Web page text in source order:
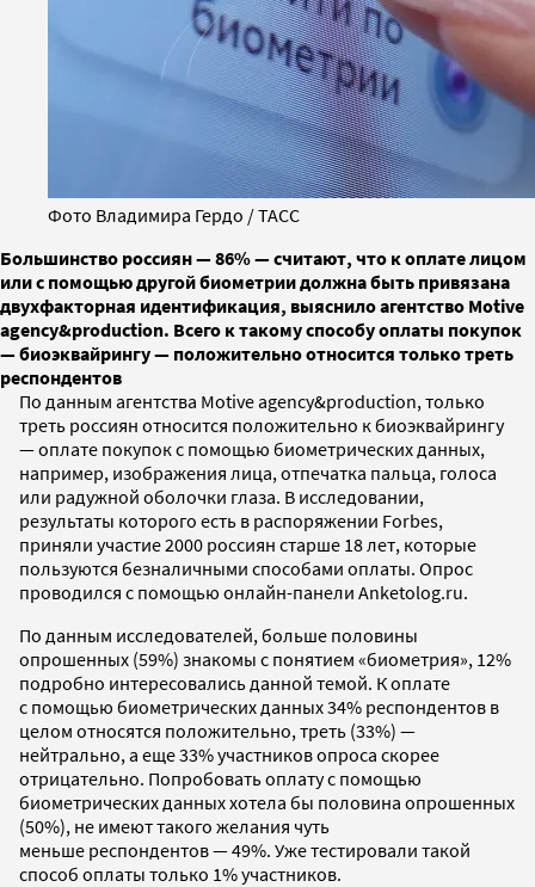
Фото Владимира Гердо / ТАСС
Большинство россиян — 86% — считают, что к оплате лицом
или с помощью другой биометрии должна быть привязана
двухфакторная идентификация, выяснило агентство Motive
agency&production. Всего к такому способу оплаты покупок
— биоэквайрингу — положительно относится только треть
респондентов
По данным агентства Motive agency&production, только
треть россиян относится положительно к биоэквайрингу
— оплате покупок с помощью биометрических данных,
например, изображения лица, отпечатка пальца, голоса
или радужной оболочки глаза. В исследовании,
результаты которого есть в распоряжении Forbes,
приняли участие 2000 россиян старше 18 лет, которые
пользуются безналичными способами оплаты. Опрос
проводился с помощью онлайн-панели Anketolog.ru.
По данным исследователей, больше половины
опрошенных (59%) знакомы с понятием «биометрия», 12%
подробно интересовались данной темой. К оплате
с помощью биометрических данных 34% респондентов в
целом относятся положительно, треть (33%) —
нейтрально, а еще 33% участников опроса скорее
отрицательно. Попробовать оплату с помощью
биометрических данных хотела бы половина опрошенных
(50%), не имеют такого желания чуть
меньше респондентов — 49%. Уже тестировали такой
способ оплаты только 1% участников.